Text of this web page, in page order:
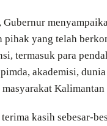
Gubernur
pihak yang telah
termasuk para
akademisi, dunia
Kalimantan
kasih sebesar-